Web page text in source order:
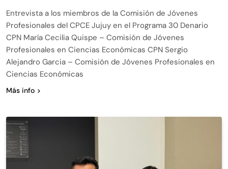
Entrevista a los miembros de la Comisión de Jóvenes
Profesionales del CPCE Jujuy en el Programa 30 Denario
CPN María Cecilia Quispe – Comisión de Jóvenes
Profesionales en Ciencias Económicas CPN Sergio
Alejandro Garcia – Comisión de Jóvenes Profesionales en
Ciencias Económicas
Más info